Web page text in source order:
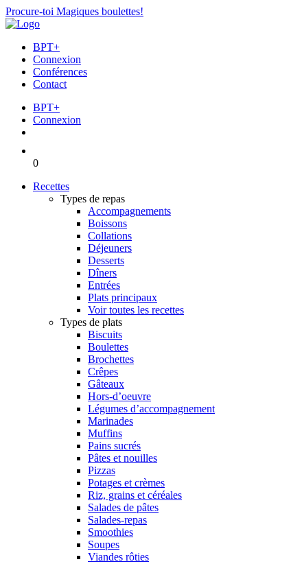
Procure-toi Magiques boulettes!
BPT+
Connexion
Conférences
Contact
BPT+
Connexion
0
Recettes
Types de repas
Accompagnements
Boissons
Collations
Déjeuners
Desserts
Dîners
Entrées
Plats principaux
Voir toutes les recettes
Types de plats
Biscuits
Boulettes
Brochettes
Crêpes
Gâteaux
Hors-d’oeuvre
Légumes d’accompagnement
Marinades
Muffins
Pains sucrés
Pâtes et nouilles
Pizzas
Potages et crèmes
Riz, grains et céréales
Salades de pâtes
Salades-repas
Smoothies
Soupes
Viandes rôties